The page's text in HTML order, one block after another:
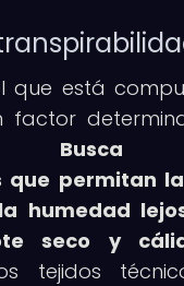
que está
factor
Busca
que permitan
humedad
seco y
tejidos